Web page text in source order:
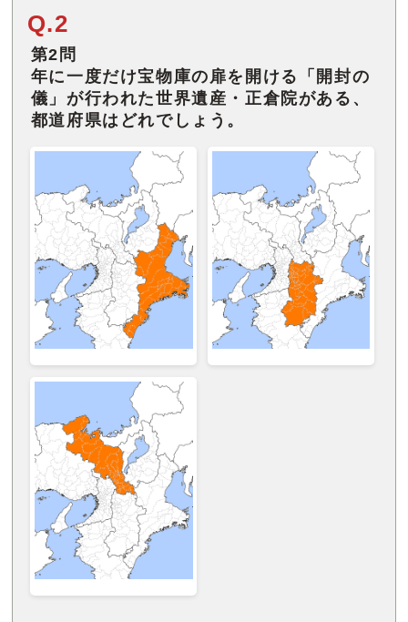
Q.2
第2問
年に一度だけ宝物庫の扉を開ける「開封の
儀」が行われた世界遺産・正倉院がある、
都道府県はどれでしょう。